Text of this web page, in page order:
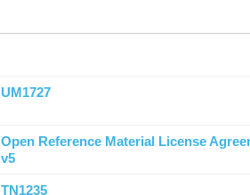
UM1727
Open Reference Material License
v5
TN1235